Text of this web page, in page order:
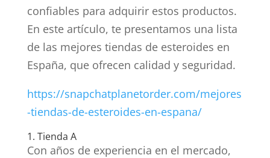
confiables para adquirir estos productos.
En este artículo, te presentamos una lista
de las mejores tiendas de esteroides en
España, que ofrecen calidad y seguridad.
https://snapchatplanetorder.com/mejores
-tiendas-de-esteroides-en-espana/
1. Tienda A
Con años de experiencia en el mercado,